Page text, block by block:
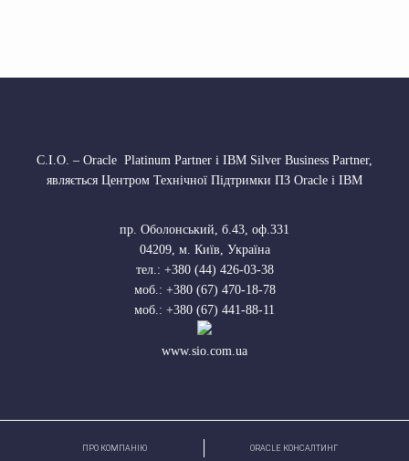
С.І.О. – Oracle Platinum Partner і IBM Silver Business Partner,
являється Центром Технічної Підтримки ПЗ Oracle і IBM
пр. Оболонський, б.43, оф.331
04209, м. Київ, Україна
тел.: +380 (44) 426-03-38
моб.: +380 (67) 470-18-78
моб.: +380 (67) 441-88-11
www.sio.com.ua
ПРО КОМПАНІЮ ORACLE КОНСАЛТИНГ